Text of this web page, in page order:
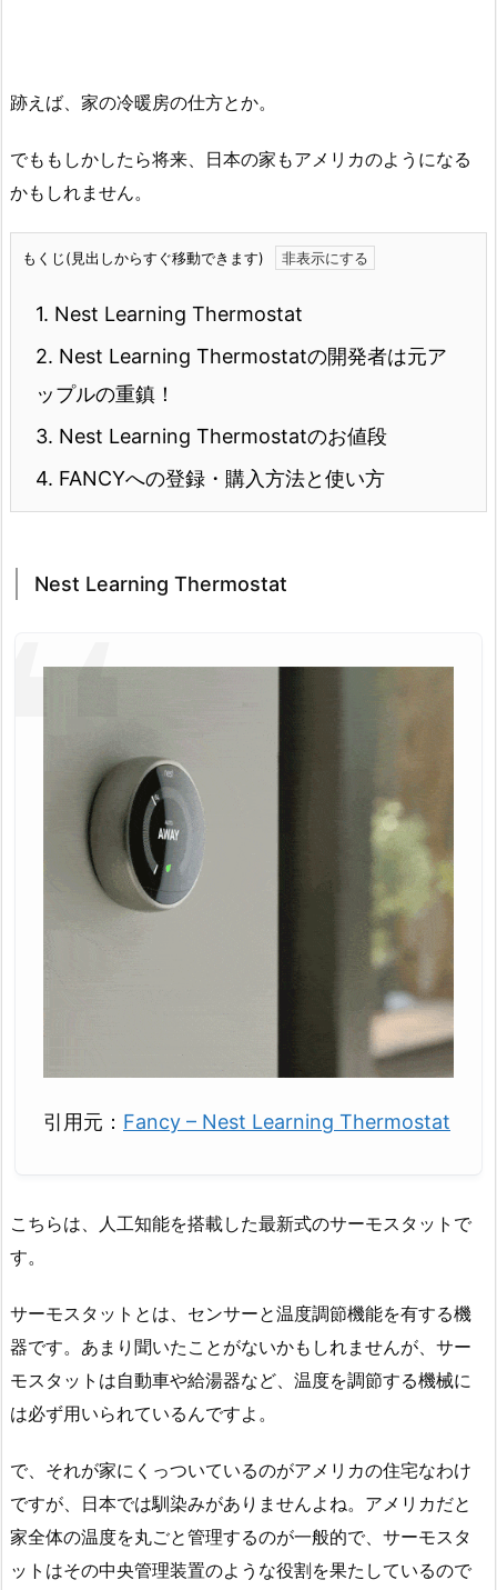
跡えば、家の冷暖房の仕方とか。
でももしかしたら将来、日本の家もアメリカのようになる
かもしれません。
もくじ(見出しからすぐ移動できます)
1. Nest Learning Thermostat
2. Nest Learning Thermostatの開発者は元ア
ップルの重鎮！
3. Nest Learning Thermostatのお値段
4. FANCYへの登録・購入方法と使い方
Nest Learning Thermostat
引用元： Fancy – Nest Learning Thermostat
こちらは、人工知能を搭載した最新式のサーモスタットで
す。
サーモスタットとは、センサーと温度調節機能を有する機
器です。あまり聞いたことがないかもしれませんが、サー
モスタットは自動車や給湯器など、温度を調節する機械に
は必ず用いられているんですよ。
で、それが家にくっついているのがアメリカの住宅なわけ
ですが、日本では馴染みがありませんよね。アメリカだと
家全体の温度を丸ごと管理するのが一般的で、サーモスタ
ットはその中央管理装置のような役割を果たしているので